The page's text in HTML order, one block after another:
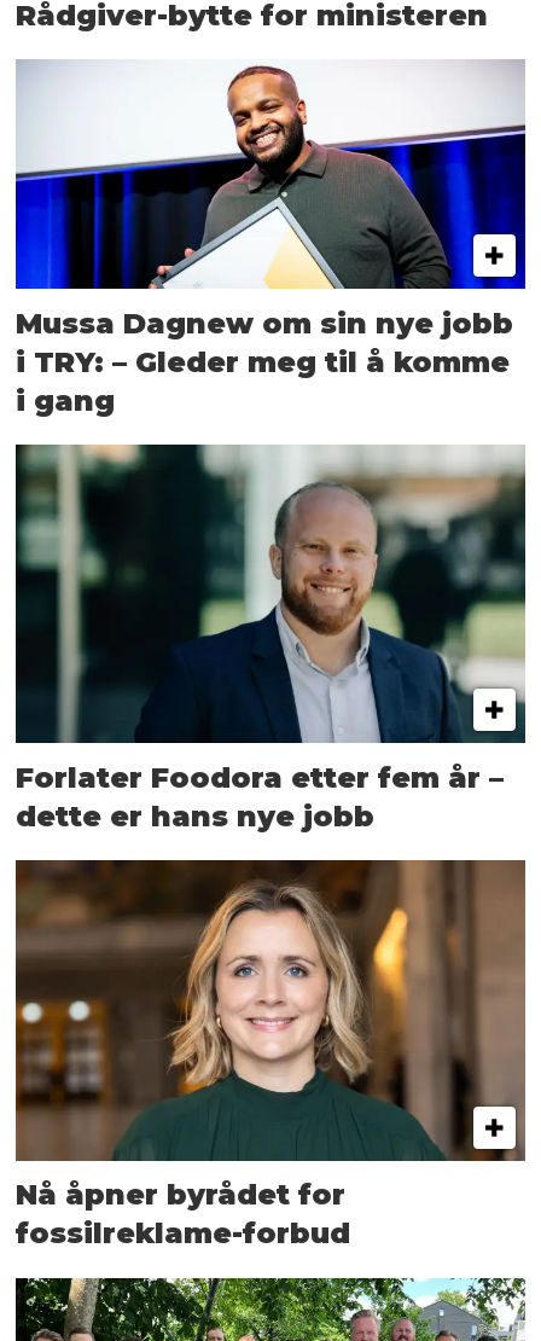
Rådgiver-bytte for ministeren
Mussa Dagnew om sin nye jobb
i TRY: – Gleder meg til å komme
i gang
Forlater Foodora etter fem år –
dette er hans nye jobb
Nå åpner byrådet for
fossilreklame-forbud